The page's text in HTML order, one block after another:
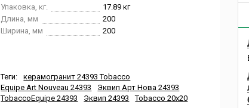
Упаковка, кг.
17.89 кг
Длина, мм
200
Ширина, мм
200
Теги:
керамогранит 24393 Tobacco
Equipe Art Nouveau 24393
Эквип Арт Нова 24393
TobaccoEquipe 24393
Эквип 24393 Tobacco 20x20